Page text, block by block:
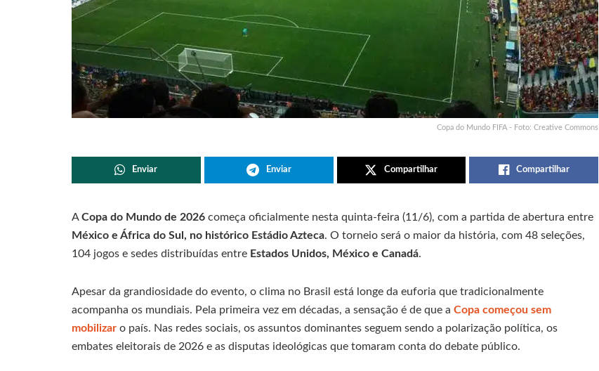
Copa do Mundo FIFA - Foto: Creative Commons
Enviar Enviar Compartilhar Compartilhar
ACopa do Mundo de 2026 começa oficialmente nesta quinta-feira (11/6), com a partida de abertura entre
México e África do Sul, no histórico Estádio Azteca. O torneio será o maior da história, com 48 seleções,
104 jogos e sedes distribuídas entre Estados Unidos, México e Canadá.
Apesar da grandiosidade do evento, o clima no Brasil está longe da euforia que tradicionalmente
acompanha os mundiais. Pela primeira vez em décadas, a sensação é de que a Copa começou sem
mobilizar o país. Nas redes sociais, os assuntos dominantes seguem sendo a polarização política, os
embates eleitorais de 2026 e as disputas ideológicas que tomaram conta do debate público.